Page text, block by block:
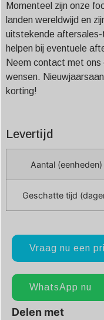
Momenteel zijn onze
landen wereldwijd en
uitstekende
helpen bij eventuele
Neem contact met
wensen.
korting!
Levertijd
Aantal (eenheden)
Geschatte tijd
Vraag nu een
WhatsApp nu
Delen met